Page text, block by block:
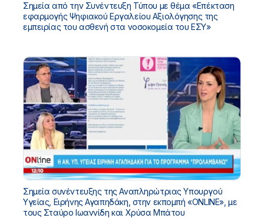
Σημεία από την Συνέντευξη Τύπου με θέμα «Επέκταση
εφαρμογής Ψηφιακού Εργαλείου Αξιολόγησης της
εμπειρίας του ασθενή στα νοσοκομεία του ΕΣΥ»
Σημεία συνέντευξης της Αναπληρώτριας Υπουργού
Υγείας, Ειρήνης Αγαπηδάκη, στην εκπομπή «ONLINE», με
τους Σταύρο Ιωαννίδη και Χρύσα Μπάτου